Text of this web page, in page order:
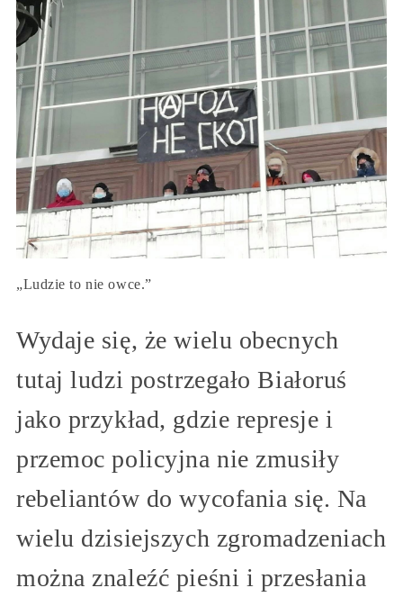
„Ludzie to nie owce.”
Wydaje się, że wielu obecnych
tutaj ludzi postrzegało Białoruś
jako przykład, gdzie represje i
przemoc policyjna nie zmusiły
rebeliantów do wycofania się. Na
wielu dzisiejszych zgromadzeniach
można znaleźć pieśni i przesłania